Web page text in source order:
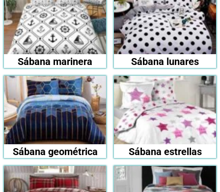
Sábana marinera Sábana lunares
Sábana geométrica Sábana estrellas